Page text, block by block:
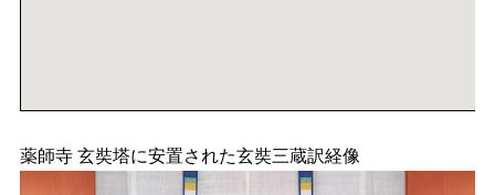
薬師寺 玄奘塔に安置された玄奘三蔵訳経像